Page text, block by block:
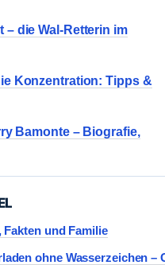
– die Wal-Retterin im
Konzentration: Tipps &
Bamonte – Biografie,
Fakten und Familie
ohne Wasserzeichen –